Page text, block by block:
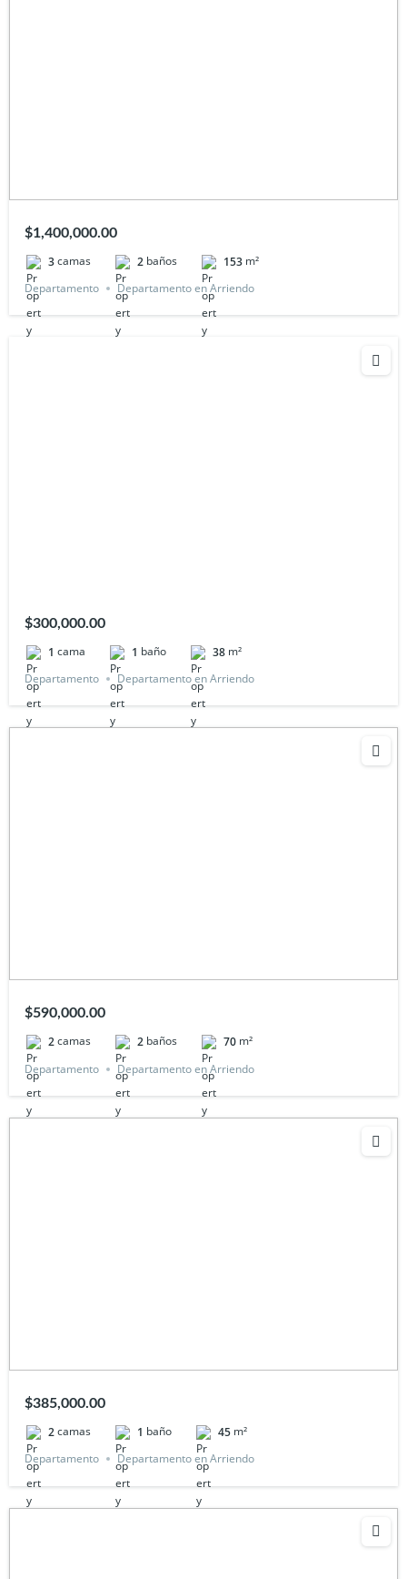
$1,400,000.00
3camas 2 baños 153 m²
Departamento
Departamento en Arriendo
$300,000.00
1 cama 1 baño 38 m²
Departamento
Departamento en Arriendo
$590,000.00
2camas 2 baños 70 m²
Departamento
Departamento en Arriendo
$385,000.00
2camas 1 baño 45 m²
Departamento
Departamento en Arriendo